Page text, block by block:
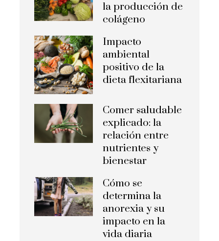
la producción de
colágeno
Impacto
ambiental
positivo de la
dieta flexitariana
Comer saludable
explicado: la
relación entre
nutrientes y
bienestar
Cómo se
determina la
anorexia y su
impacto en la
vida diaria